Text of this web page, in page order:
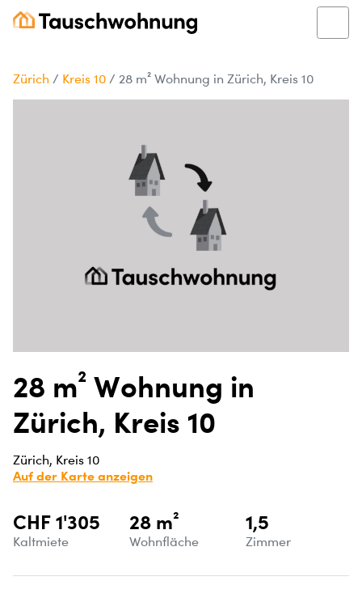
Zürich / Kreis 10 / 28 m² Wohnung in Zürich, Kreis 10
28 m² Wohnung in
Zürich, Kreis 10
Zürich, Kreis 10
Auf der Karte anzeigen
CHF 1'305
Kaltmiete
28 m²
Wohnfläche
1,5
Zimmer